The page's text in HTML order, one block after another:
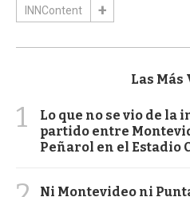
INNContent
Las Más
1
Lo que no se vio de la
partido entre
Peñarol en el Estadio
Ni Montevideo ni